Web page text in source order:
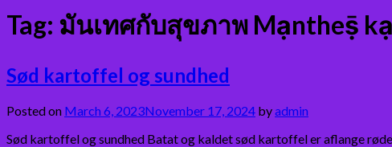
Tag: มันเทศกับสุขภาพ Mạntheṣ̄
Sød kartoffel og sundhed
Posted on March 6, 2023November 17, 2024 byadmin
Sød kartoffel og sundhed Batat og kaldet sød kartoffel er aflange